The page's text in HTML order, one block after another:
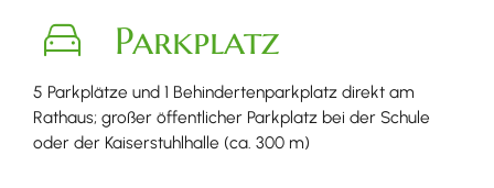
Parkplatz
5 Parkplätze und 1 Behindertenparkplatz direkt am
Rathaus; großer öffentlicher Parkplatz bei der Schule
oder der Kaiserstuhlhalle (ca. 300 m)